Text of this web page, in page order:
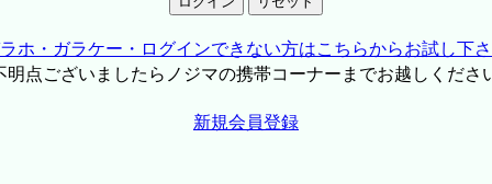
ホ・ガラケー・ログインできない方はこちらからお試し下
点ございましたらノジマの携帯コーナーまでお越しくださ
新規会員登録